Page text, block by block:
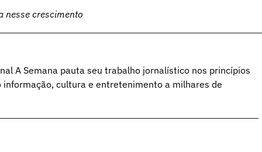
nesse crescimento
A Semana pauta seu trabalho jornalístico nos princípios
cultura e entretenimento a milhares de